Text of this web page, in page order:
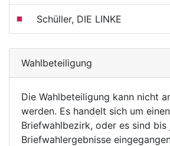
Schüller, DIE LINKE
Wahlbeteiligung
Die Wahlbeteiligung kann nicht
werden. Es handelt sich um einen
Briefwahlbezirk, oder es sind
Briefwahlergebnisse